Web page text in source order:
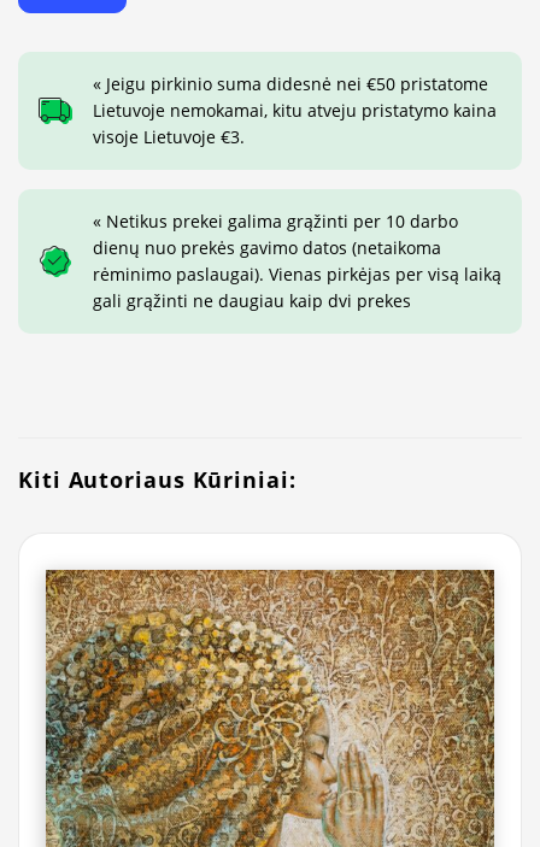
« Jeigu pirkinio suma didesnė nei €50 pristatome
Lietuvoje nemokamai, kitu atveju pristatymo kaina
visoje Lietuvoje €3.
« Netikus prekei galima grąžinti per 10 darbo
dienų nuo prekės gavimo datos (netaikoma
rėminimo paslaugai). Vienas pirkėjas per visą laiką
gali grąžinti ne daugiau kaip dvi prekes
Kiti Autoriaus Kūriniai: